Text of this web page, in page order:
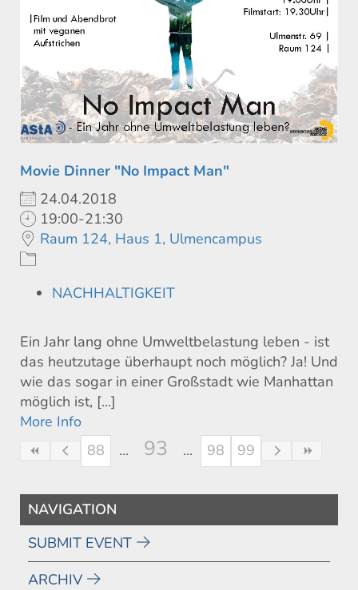
Movie Dinner "No Impact Man"
24.04.2018
19:00-21:30
Raum 124, Haus 1, Ulmencampus
NACHHALTIGKEIT
Ein Jahr lang ohne Umweltbelastung leben - ist
das heutzutage überhaupt noch möglich? Ja! Und
wie das sogar in einer Großstadt wie Manhattan
möglich ist, [...]
More Info
88
93 98 99
NAVIGATION
SUBMIT EVENT
ARCHIV